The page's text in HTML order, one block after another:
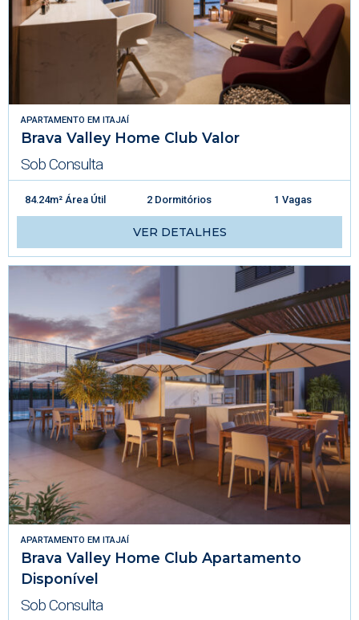
APARTAMENTO EM ITAJAÍ
Brava Valley Home Club Valor
Sob Consulta
84.24m² Área Útil 2 Dormitórios 1 Vagas
VER DETALHES
APARTAMENTO EM ITAJAÍ
Brava Valley Home Club Apartamento
Disponível
Sob Consulta